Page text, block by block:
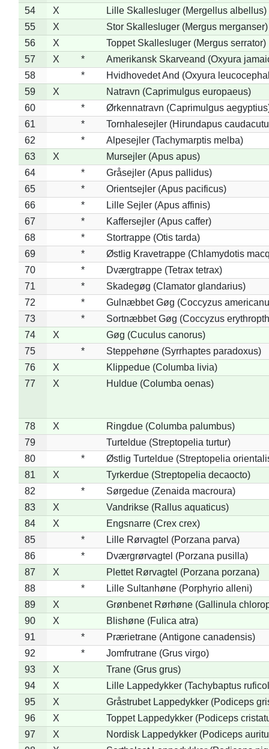
54
X
Lille Skallesluger (Mergellus albellus)
55
X
Stor Skallesluger (Mergus merganser)
56
X
Toppet Skallesluger (Mergus serrator)
57
X *
Amerikansk Skarveand (Oxyura
58
*
Hvidhovedet And (Oxyura
59
X
Natravn (Caprimulgus europaeus)
60
*
Ørkennatravn (Caprimulgus
61
*
Tornhalesejler (Hirundapus
62
*
Alpesejler (Tachymarptis melba)
63
X
Mursejler (Apus apus)
64
*
Gråsejler (Apus pallidus)
65
*
Orientsejler (Apus pacificus)
66
*
Lille Sejler (Apus affinis)
67
*
Kaffersejler (Apus caffer)
68
*
Stortrappe (Otis tarda)
69
*
Østlig Kravetrappe (Chlamydotis
70
*
Dværgtrappe (Tetrax tetrax)
71
*
Skadegøg (Clamator glandarius)
72
*
Gulnæbbet Gøg (Coccyzus
73
*
Sortnæbbet Gøg (Coccyzus
74
X
Gøg (Cuculus canorus)
75
*
Steppehøne (Syrrhaptes paradoxus)
76
X
Klippedue (Columba livia)
77
X Huldue (Columba oenas)
78 X
Ringdue (Columba palumbus)
79
Turteldue (Streptopelia turtur)
80
*
Østlig Turteldue (Streptopelia
81
X
Tyrkerdue (Streptopelia decaocto)
82
*
Sørgedue (Zenaida macroura)
83
X
Vandrikse (Rallus aquaticus)
84
X
Engsnarre (Crex crex)
85
*
Lille Rørvagtel (Porzana parva)
86
*
Dværgrørvagtel (Porzana pusilla)
87
X
Plettet Rørvagtel (Porzana porzana)
88
*
Lille Sultanhøne (Porphyrio alleni)
89
X
Grønbenet Rørhøne (Gallinula
90
X
Blishøne (Fulica atra)
91
*
Prærietrane (Antigone canadensis)
92
*
Jomfrutrane (Grus virgo)
93
X
Trane (Grus grus)
94
X
Lille Lappedykker (Tachybaptus
95
X
Gråstrubet Lappedykker (Podiceps
96
X
Toppet Lappedykker (Podiceps
97
X
Nordisk Lappedykker (Podiceps